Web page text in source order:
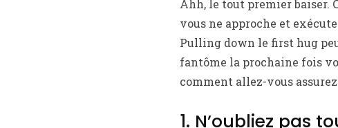
Ahh, le tout premier baiser.
vous ne approche et
Pulling down le first hug
fantôme la prochaine fois
comment allez-vous
1. N’oubliez pas